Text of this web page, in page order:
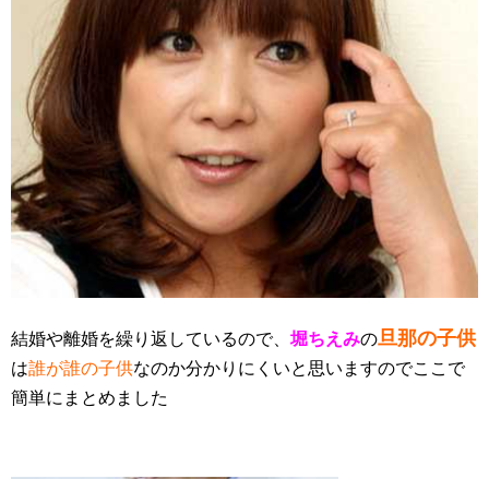
結婚や離婚を繰り返しているので、 堀ちえみの旦那の子供
は誰が誰の子供なのか分かりにくいと思いますのでここで
簡単にまとめました